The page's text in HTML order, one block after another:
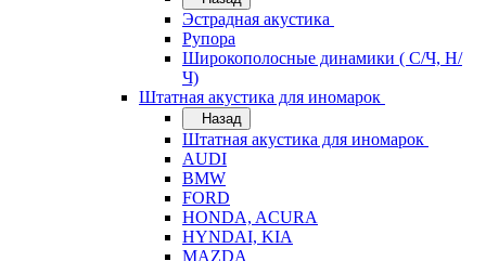
Эстрадная акустика
Рупора
Широкополосные динамики ( С/Ч, Н/
Ч)
Штатная акустика для иномарок
Назад
Штатная акустика для иномарок
AUDI
BMW
FORD
HONDA, ACURA
HYNDAI, KIA
MAZDA